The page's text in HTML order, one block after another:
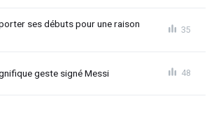
ses débuts pour une raison
35
geste signé Messi 48